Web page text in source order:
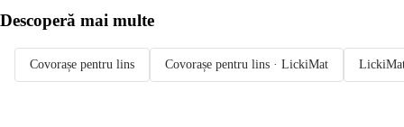
Descoperă mai multe
Covorașe pentru lins Covorașe pentru lins · LickiMat